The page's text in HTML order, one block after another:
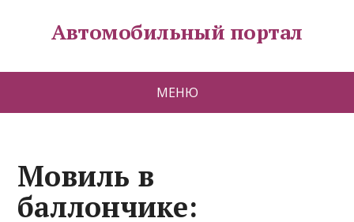
Автомобильный портал
МЕНЮ
Мовиль в
баллончике: